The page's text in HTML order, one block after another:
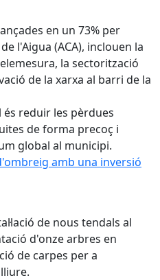
en un 73% per
l'Aigua (ACA), inclouen la
la sectorització
de la xarxa al barri de la
reduir les pèrdues
de forma precoç i
global al municipi.
amb una inversió de
amb una inversió
de nous tendals al
d'onze arbres en
de carpes per a